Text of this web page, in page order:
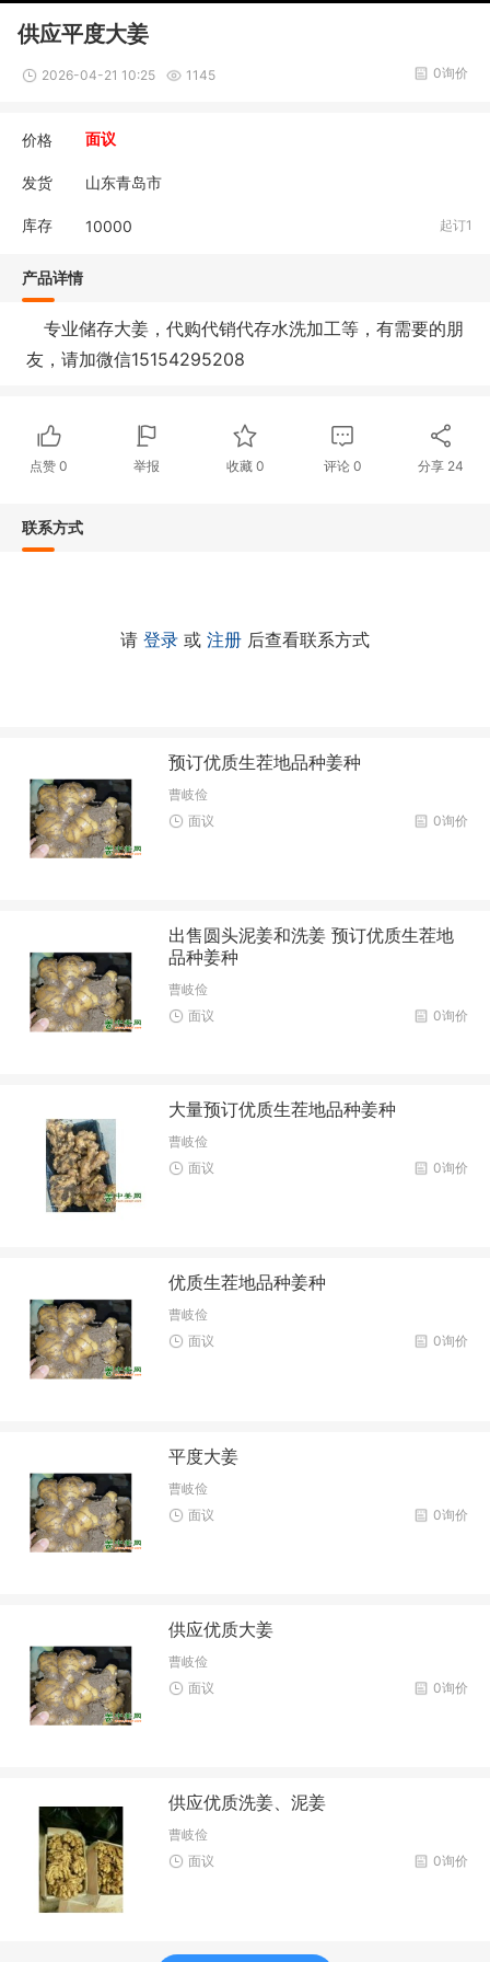
供应平度大姜
2026-04-21 10:25 1145 0询价
价格 面议
发货 山东青岛市
库存 10000 起订1
产品详情
专业储存大姜，代购代销代存水洗加工等，有需要的朋
友，请加微信15154295208
点赞0 举报 收藏 0 评论0 分享 24
联系方式
请 登录 或 注册 后查看联系方式
预订优质生茬地品种姜种
曹岐俭
0询价
面议
出售圆头泥姜和洗姜 预订优质生茬地
品种姜种
曹岐俭
0询价
面议
大量预订优质生茬地品种姜种
曹岐俭
0询价
面议
优质生茬地品种姜种
曹岐俭
0询价
面议
平度大姜
曹岐俭
0询价
面议
供应优质大姜
曹岐俭
0询价
面议
供应优质洗姜、泥姜
曹岐俭
0询价
面议